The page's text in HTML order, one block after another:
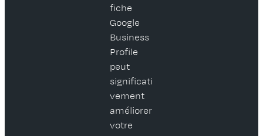
fiche
Google
Business
Profile
peut
significati
vement
améliorer
votre